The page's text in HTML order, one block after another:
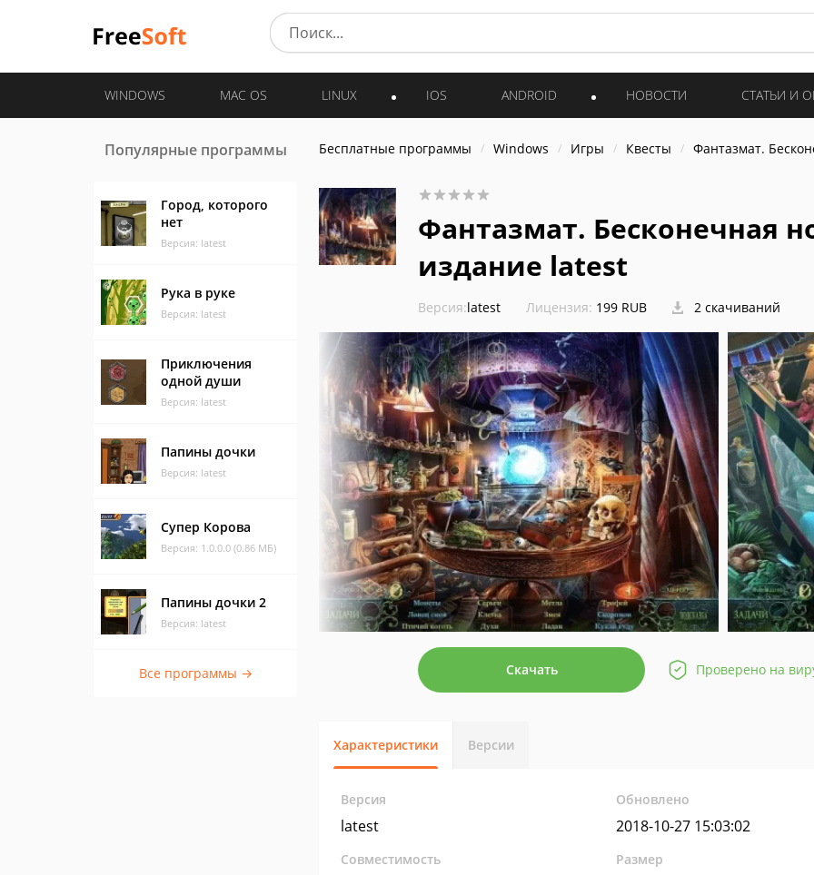
WINDOWS MAC OS LINUX IOS ANDROID НОВОСТИ СТАТЬИ И
Популярные программы
Город, которого
нет
Версия: latest
Рука в руке
Версия: latest
Приключения
одной души
Версия: latest
Папины дочки
Версия: latest
Супер Корова
Версия: 1.0.0.0 (0.86 МБ)
Папины дочки 2
Версия: latest
Все программы →
Бесплатные программы Windows Игры Квесты Фантазмат.
Фантазмат. Бесконечная
издание latest
Версия:latest Лицензия: 199 RUB 2 скачиваний
Скачать Проверено на
Характеристики Версии
Версия
latest
Обновлено
2018-10-27 15:03:02
Совместимость Размер